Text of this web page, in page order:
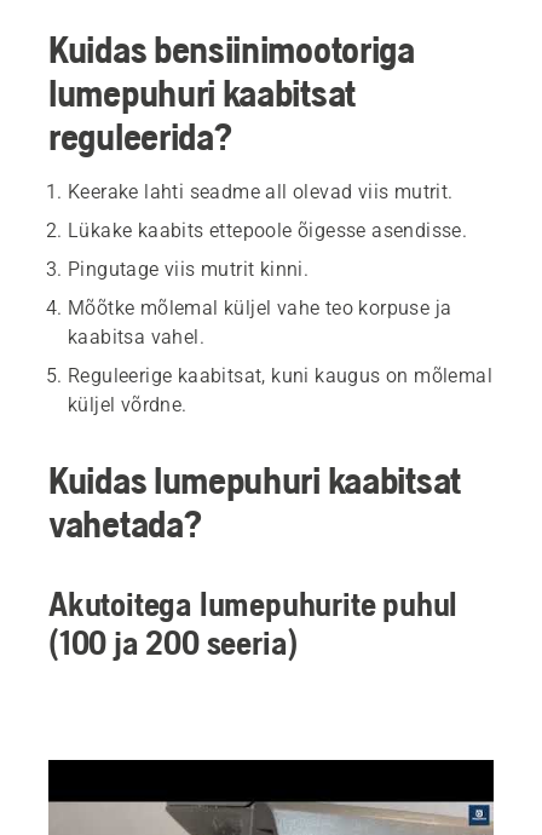
Kuidas bensiinimootoriga
lumepuhuri kaabitsat
reguleerida?
Keerake lahti seadme all olevad viis mutrit.
Lükake kaabits ettepoole õigesse asendisse.
Pingutage viis mutrit kinni.
Mõõtke mõlemal küljel vahe teo korpuse ja
kaabitsa vahel.
Reguleerige kaabitsat, kuni kaugus on mõlemal
küljel võrdne.
Kuidas lumepuhuri kaabitsat
vahetada?
Akutoitega lumepuhurite puhul
(100 ja 200 seeria)